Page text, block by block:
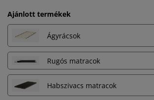
Ajánlott termékek
Ágyrácsok
Rugós matracok
Habszivacs matracok
Személyre szabott élményt